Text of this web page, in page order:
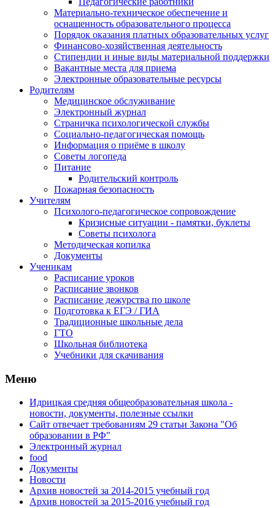
Материально-техническое обеспечение и
оснащенность образовательного процесса
Порядок оказания платных образовательных услуг
Финансово-хозяйственная деятельность
Стипендии и иные виды материальной поддержки
Вакантные места для приема
Электронные образовательные ресурсы
Родителям
Медицинское обслуживание
Электронный журнал
Страничка психологической службы
Социально-педагогическая помощь
Информация о приёме в школу
Советы логопеда
Питание
Родительский контроль
Пожарная безопасность
Учителям
Психолого-педагогическое сопровождение
Кризисные ситуации - памятки, буклеты
Советы психолога
Методическая копилка
Документы
Ученикам
Расписание уроков
Расписание звонков
Расписание дежурства по школе
Подготовка к ЕГЭ / ГИА
Традиционные школьные дела
ГТО
Школьная библиотека
Учебники для скачивания
Мeню
Идрицкая средняя общеобразовательная школа -
новости, документы, полезные ссылки
Сайт отвечает требованиям 29 cтатьи Закона "Об
образовании в РФ"
Электронный журнал
food
Документы
Новости
Архив новостей за 2014-2015 учебный год
Архив новостей за 2015-2016 учебный год